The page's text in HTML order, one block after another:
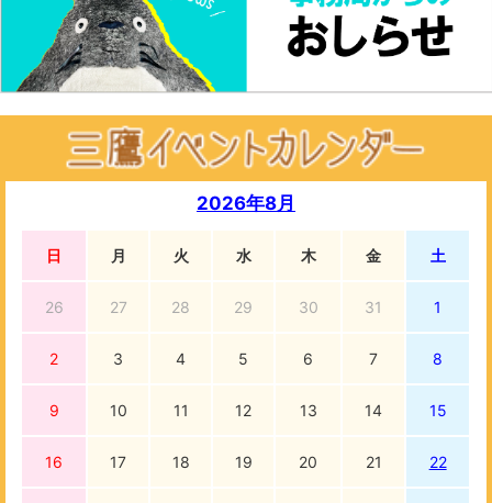
2026年8月
日 月 火 水 木 金 土
26 27 28 29 30 31 1
2 3 4 5 6 7 8
9 10 11 12 13 14 15
16 17 18 19 20 21 22